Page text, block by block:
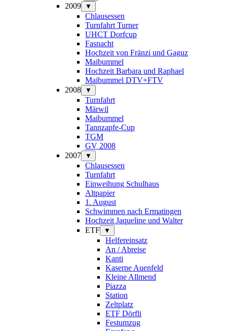
2009 ▼
Chlausessen
Turnfahrt Turner
UHCT Dorfcup
Fasnacht
Hochzeit von Fränzi und Gaguz
Maibummel
Hochzeit Barbara und Raphael
Maibummel DTV+FTV
2008
▼
Turnfahrt
Märwil
Maibummel
Tannzapfe-Cup
TGM
GV 2008
2007
▼
Chlausessen
Turnfahrt
Einweihung Schulhaus
Altpapier
1. August
Schwimmen nach Ermatingen
Hochzeit Jaqueline und Walter
ETF
▼
Helfereinsatz
An / Abreise
Kanti
Kaserne Auenfeld
Kleine Allmend
Piazza
Station
Zeltplatz
ETF Dörfli
Festumzug